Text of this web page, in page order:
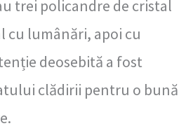
trei policandre de cristal
cu lumânări, apoi cu
deosebită a fost
clădirii pentru o bună